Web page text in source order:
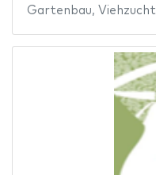
Gartenbau, Viehzucht